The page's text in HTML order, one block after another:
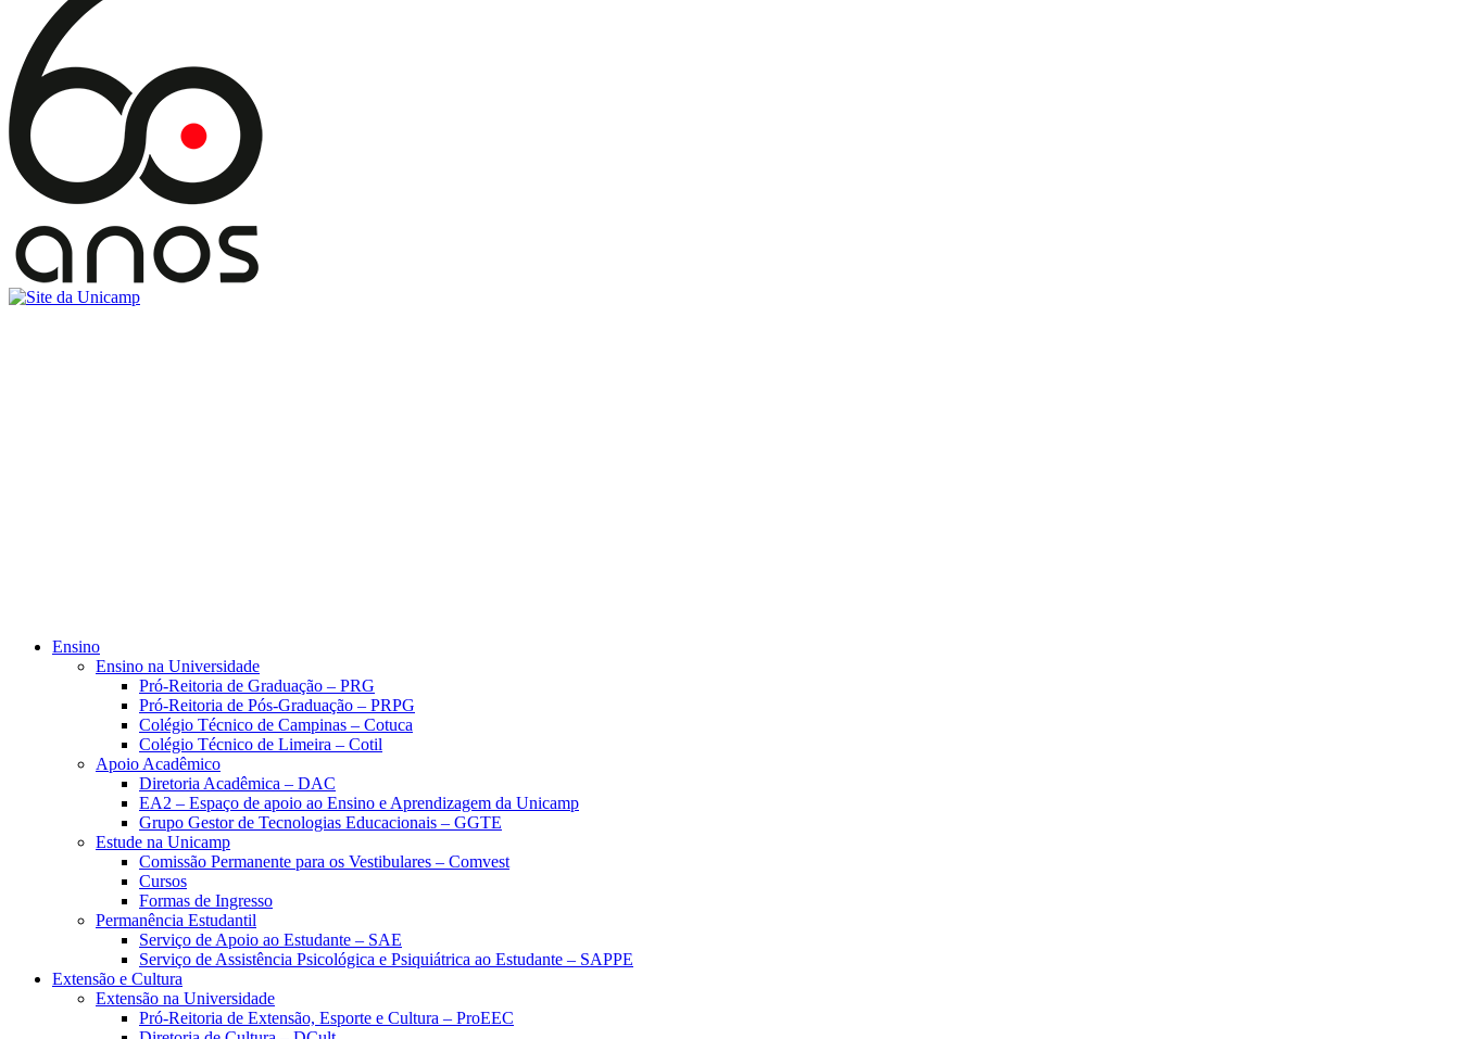
Ensino
Ensino na Universidade
Pró-Reitoria de Graduação – PRG
Pró-Reitoria de Pós-Graduação – PRPG
Colégio Técnico de Campinas – Cotuca
Colégio Técnico de Limeira – Cotil
Apoio Acadêmico
Diretoria Acadêmica – DAC
EA2 – Espaço de apoio ao Ensino e Aprendizagem da Unicamp
Grupo Gestor de Tecnologias Educacionais – GGTE
Estude na Unicamp
Comissão Permanente para os Vestibulares – Comvest
Cursos
Formas de Ingresso
Permanência Estudantil
Serviço de Apoio ao Estudante – SAE
Serviço de Assistência Psicológica e Psiquiátrica ao Estudante – SAPPE
Extensão e Cultura
Extensão na Universidade
Pró-Reitoria de Extensão, Esporte e Cultura – ProEEC